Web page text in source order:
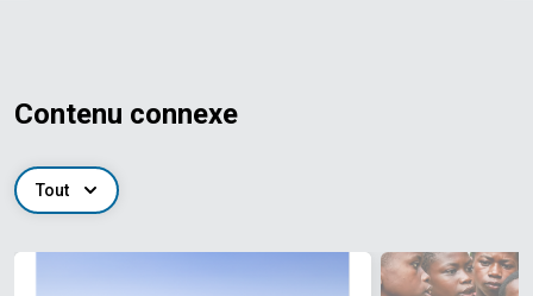
Contenu connexe
Tout